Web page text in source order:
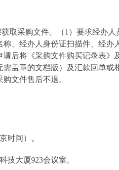
获取采购文件。（1 ）要求经办人
、经办人身份证扫描件、经办
后将《采购文件购买记录表》
盖章的文档版）及汇款回单
购文件售后不退。
时间）。
技大厦923会议室。